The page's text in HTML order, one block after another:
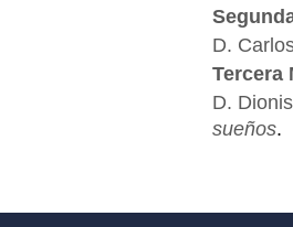
D.
Tercera
D.
sueños.